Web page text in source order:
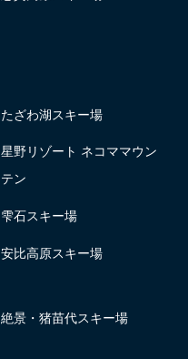
たざわ湖スキー場
星野リゾート ネコママウン
テン
雫石スキー場
安比高原スキー場
絶景・猪苗代スキー場